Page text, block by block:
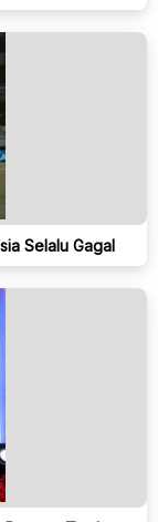
Selalu Gagal